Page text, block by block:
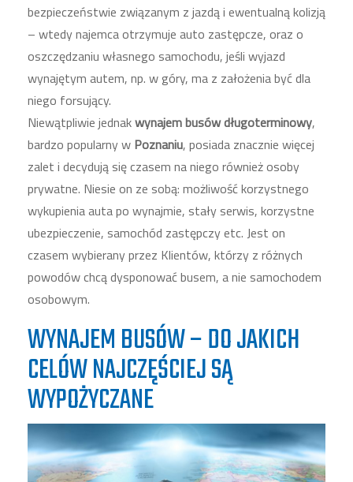
bezpieczeństwie związanym z jazdą i ewentualną kolizją
– wtedy najemca otrzymuje auto zastępcze, oraz o
oszczędzaniu własnego samochodu, jeśli wyjazd
wynajętym autem, np. w góry, ma z założenia być dla
niego forsujący.
Niewątpliwie jednakwynajem busów długoterminowy,
bardzo popularny w Poznaniu, posiada znacznie więcej
zalet i decydują się czasem na niego również osoby
prywatne. Niesie on ze sobą: możliwość korzystnego
wykupienia auta po wynajmie, stały serwis, korzystne
ubezpieczenie, samochód zastępczy etc. Jest on
czasem wybierany przez Klientów, którzy z różnych
powodów chcą dysponować busem, a nie samochodem
osobowym.
WYNAJEM BUSÓW – DO JAKICH
CELÓW NAJCZĘŚCIEJ SĄ
WYPOŻYCZANE